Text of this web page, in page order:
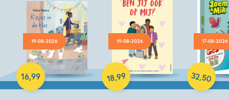
19-08-2026
16,99
Hardcover
19-08-2026
18,99
Hardcover
17-08-2026
32,50
Paperback